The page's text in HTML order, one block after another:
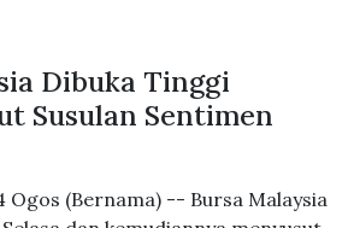
Dibuka Tinggi
Susulan Sentimen
Ogos (Bernama) -- Bursa Malaysia